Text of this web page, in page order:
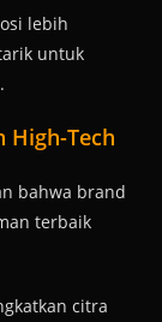
lebih
untuk
High-Tech
bahwa brand
terbaik
citra